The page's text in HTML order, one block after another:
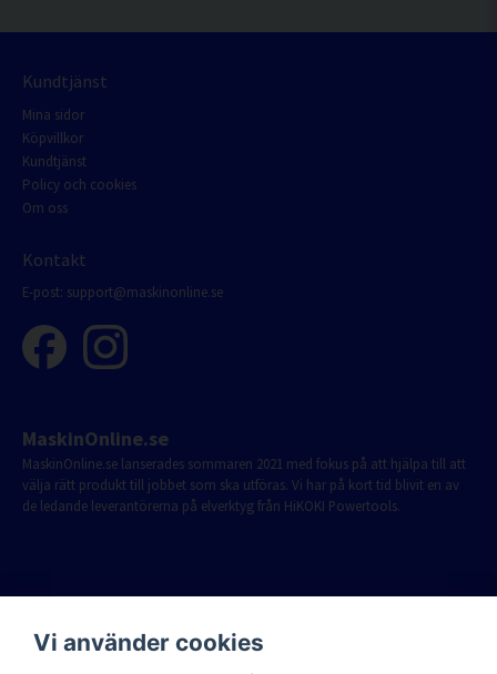
Kundtjänst
Mina sidor
Köpvillkor
Kundtjänst
Policy och cookies
Om oss
Kontakt
E-post: support@maskinonline.se
MaskinOnline.se
MaskinOnline.se lanserades sommaren 2021 med fokus på att hjälpa till att
välja rätt produkt till jobbet som ska utföras. Vi har på kort tid blivit en av
de ledande leverantörerna på elverktyg från HiKOKI Powertools.
Vi använder cookies